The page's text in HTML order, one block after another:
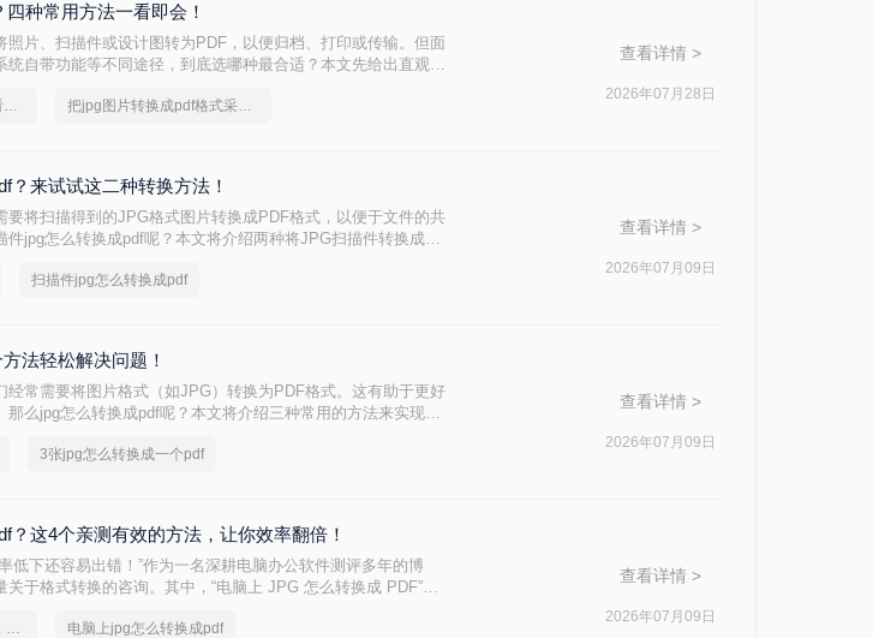
种常用方法一看即会！
照片、扫描件或设计图转为PDF，以便归档、打印或传输。但面
统自带功能等不同途径，到底选哪种最合适？本文先给出直观对
jpg转换成pdf怎么做？一看便知 把jpg图片转换成pdf格式采取什么方法
查看详情 >
2026年07月28日
？来试试这二种转换方法！
要将扫描得到的JPG格式图片转换成PDF格式，以便于文件的共
件jpg怎么转换成pdf呢？本文将介绍两种将JPG扫描件转换成
扫描件jpg怎么转换成pdf
查看详情 >
2026年07月09日
法轻松解决问题！
经常需要将图片格式（如JPG）转换为PDF格式。这有助于更好
那么jpg怎么转换成pdf呢？本文将介绍三种常用的方法来实现这
3张jpg怎么转换成一个pdf
查看详情 >
2026年07月09日
？这4个亲测有效的方法，让你效率翻倍！
低下还容易出错！”作为一名深耕电脑办公软件测评多年的博
于格式转换的咨询。其中，“电脑上 JPG 怎么转换成 PDF”这
不是这届员工工作效率慢，是你不会jpg转换成pdf这一招！ 电脑上jpg怎么转换成pdf
查看详情 >
2026年07月09日